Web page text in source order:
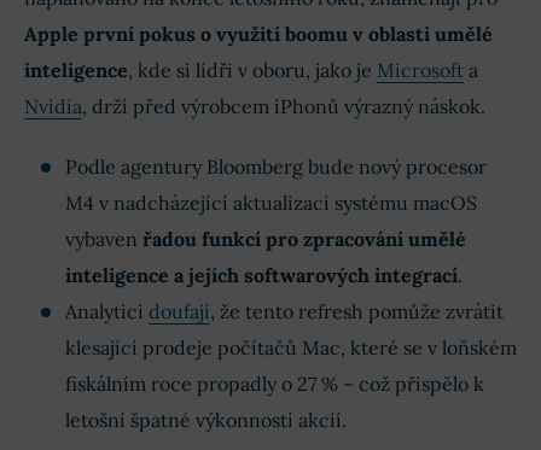
Apple první pokus o využití boomu v oblasti umělé
inteligence, kde si lídři v oboru, jako je Microsoft a
Nvidia, drží před výrobcem iPhonů výrazný náskok.
Podle agentury Bloomberg bude nový procesor
M4 v nadcházející aktualizaci systému macOS
vybaven řadou funkcí pro zpracování umělé
inteligence a jejích softwarových integrací.
Analytici doufají, že tento refresh pomůže zvrátit
klesající prodeje počítačů Mac, které se v loňském
fiskálním roce propadly o 27 % – což přispělo k
letošní špatné výkonnosti akcií.